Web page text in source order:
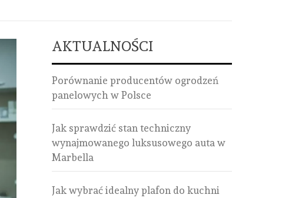
AKTUALNOŚCI
Porównanie producentów ogrodzeń
panelowych w Polsce
Jak sprawdzić stan techniczny
wynajmowanego luksusowego auta w
Marbella
Jak wybrać idealny plafon do kuchni